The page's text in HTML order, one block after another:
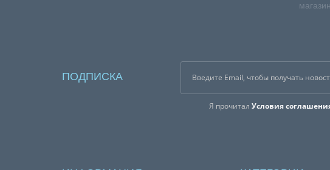
ПОДПИСКА
Я прочиталУсловия